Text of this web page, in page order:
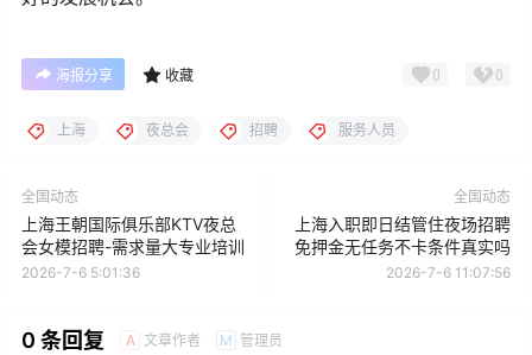
海报分享 收藏 0 0
上海 夜总会 招聘 服务人员
全国动态
上海王朝国际俱乐部KTV夜总
会女模招聘-需求量大专业培训
2026-7-6 5:01:36
全国动态
上海入职即日结管住夜场招聘
免押金无任务不卡条件真实吗
2026-7-6 11:07:56
0 条回复 A 文章作者 M 管理员